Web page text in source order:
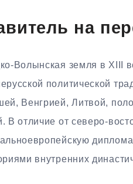
на
Волынская земля в XIII
политической
Венгрией, Литвой,
В отличие от северо-
внутренних